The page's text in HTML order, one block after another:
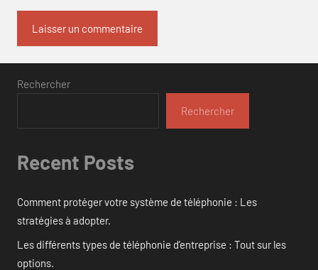
Rechercher
Rechercher
Recent Posts
Comment protéger votre système de téléphonie : Les
stratégies à adopter.
Les différents types de téléphonie d’entreprise : Tout sur les
options.